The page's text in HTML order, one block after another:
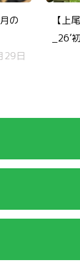
の
29日
【上
かで